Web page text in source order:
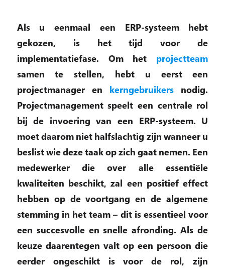
Als u eenmaal een ERP-systeem hebt
gekozen, is het tijd voor de
implementatiefase. Om het projectteam
samen te stellen, hebt u eerst een
projectmanager en kerngebruikers nodig.
Projectmanagement speelt een centrale rol
bij de invoering van een ERP-systeem. U
moet daarom niet halfslachtig zijn wanneer u
beslist wie deze taak op zich gaat nemen. Een
medewerker die over alle essentiële
kwaliteiten beschikt, zal een positief effect
hebben op de voortgang en de algemene
stemming in het team – dit is essentieel voor
een succesvolle en snelle afronding. Als de
keuze daarentegen valt op een persoon die
eerder ongeschikt is voor de rol, zijn